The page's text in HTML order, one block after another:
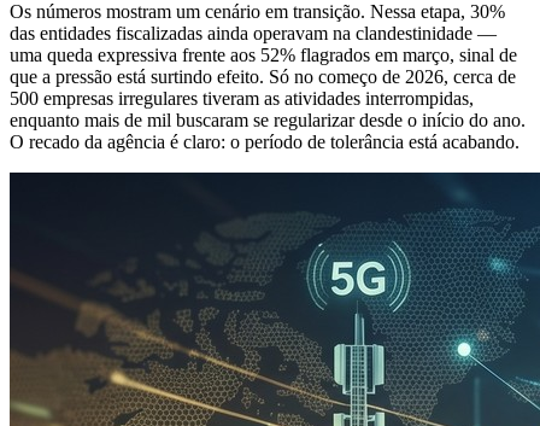
Os números mostram um cenário em transição. Nessa etapa, 30%
das entidades fiscalizadas ainda operavam na clandestinidade —
uma queda expressiva frente aos 52% flagrados em março, sinal de
que a pressão está surtindo efeito. Só no começo de 2026, cerca de
500 empresas irregulares tiveram as atividades interrompidas,
enquanto mais de mil buscaram se regularizar desde o início do ano.
O recado da agência é claro: o período de tolerância está acabando.